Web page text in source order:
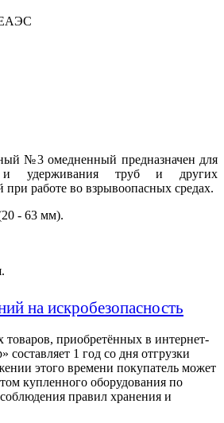
ЕАЭС
№3 омедненный предназначен для
и удерживания труб и других
при работе во взрывоопасных средах.
- 63 мм).
на искробезопасность
товаров, приобретённых в интернет-
1 год со дня отгрузки
этого времени покупатель может
купленного оборудования по
правил хранения и